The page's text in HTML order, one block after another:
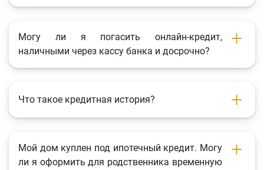
Могу ли я погасить онлайн-кредит,
наличными через кассу банка и досрочно?
Что такое кредитная история?
Мой дом куплен под ипотечный кредит. Могу
ли я оформить для родственника временную